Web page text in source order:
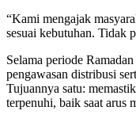
“Kami mengajak
sesuai kebutuhan. Tidak
Selama periode
pengawasan distribusi
Tujuannya satu:
terpenuhi, baik saat arus